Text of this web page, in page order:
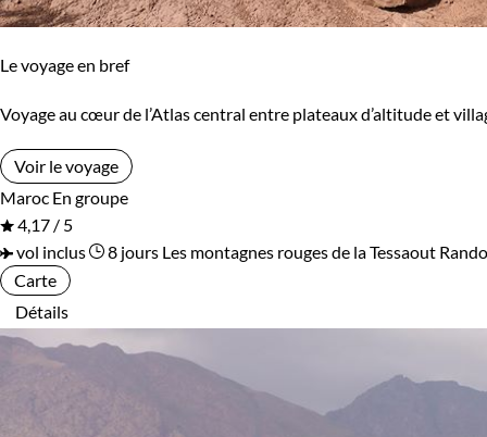
Environnement
Bord de mer et îles
Patrimoine et Nature
Le voyage en bref
Voyage au cœur de l’Atlas central entre plateaux d’altitude et
Voir le voyage
Maroc En groupe
4,17 / 5
vol inclus
8 jours Les montagnes rouges de la Tessaout
Carte
Détails